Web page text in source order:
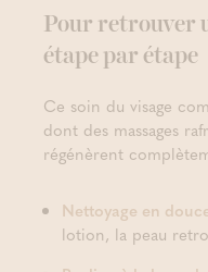
Pour retrouver
étape par étape
Ce soin du visage
dont des massages
régénèrent
Nettoyage en
lotion, la peau